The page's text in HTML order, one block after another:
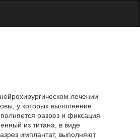
лечении
у которых выполнение
разрез и фиксация
из титана, в виде
имплантат, выполняют